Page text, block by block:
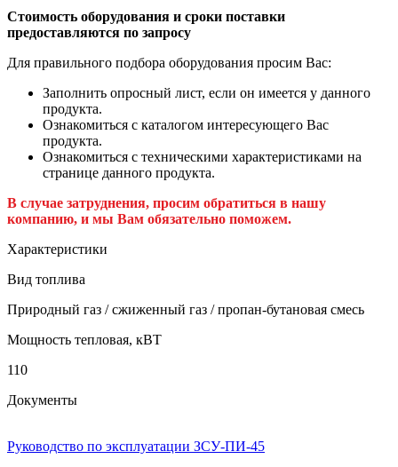
Стоимость оборудования и сроки поставки
предоставляются по запросу
Для правильного подбора оборудования просим Вас:
Заполнить опросный лист, если он имеется у данного
продукта.
Ознакомиться с каталогом интересующего Вас
продукта.
Ознакомиться с техническими характеристиками на
странице данного продукта.
В случае затруднения, просим обратиться в нашу
компанию, и мы Вам обязательно поможем.
Характеристики
Вид топлива
Природный газ / сжиженный газ / пропан-бутановая смесь
Мощность тепловая, кВТ
110
Документы
Руководство по эксплуатации ЗСУ-ПИ-45